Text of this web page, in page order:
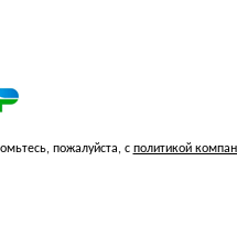
пожалуйста, с политикой